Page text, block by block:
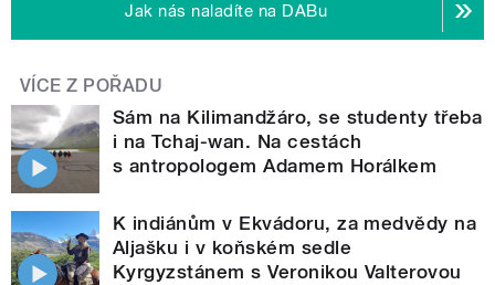
Jak nás naladíte na DABu
VÍCE Z POŘADU
Sám na Kilimandžáro, se studenty třeba
i na Tchaj-wan. Na cestách
s antropologem Adamem Horálkem
K indiánům v Ekvádoru, za medvědy na
Aljašku i v koňském sedle
Kyrgyzstánem s Veronikou Valterovou